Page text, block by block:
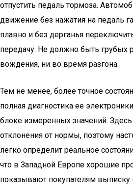
отпустить педаль тормоза.
движение без нажатия на педаль
плавно и без дерганья
передачу. Не должно быть грубых
вождения, ни во время разгона.
Тем не менее, более точное
полная диагностика ее
блоке измеренных значений.
отклонения от нормы, поэтому
легко определит реальное
что в Западной Европе хорошие
показывают покупателям